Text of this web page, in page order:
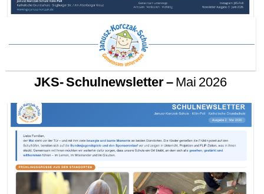
JKS- Schulnewsletter –Mai 2026